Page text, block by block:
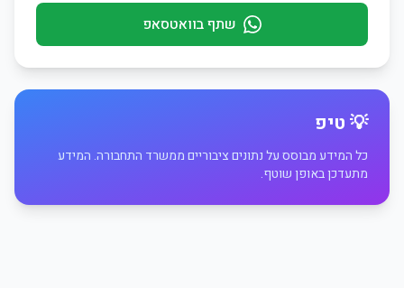
שתף בוואטסאפ
💡 טיפ
כל המידע מבוסס על נתונים ציבוריים ממשרד התחבורה. המידע
מתעדכן באופן שוטף.